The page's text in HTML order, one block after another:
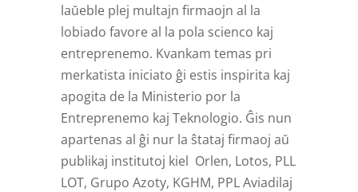
laŭeble plej multajn firmaojn al la
lobiado favore al la pola scienco kaj
entreprenemo. Kvankam temas pri
merkatista iniciato ĝi estis inspirita kaj
apogita de la Ministerio por la
Entreprenemo kaj Teknologio. Ĝis nun
apartenas al ĝi nur la ŝtataj firmaoj aŭ
publikaj institutoj kiel Orlen, Lotos, PLL
LOT, Grupo Azoty, KGHM, PPL Aviadilaj